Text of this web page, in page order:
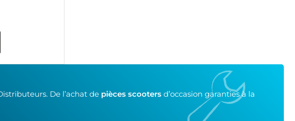
De l’achat de pièces scooters d’occasion garanties à la